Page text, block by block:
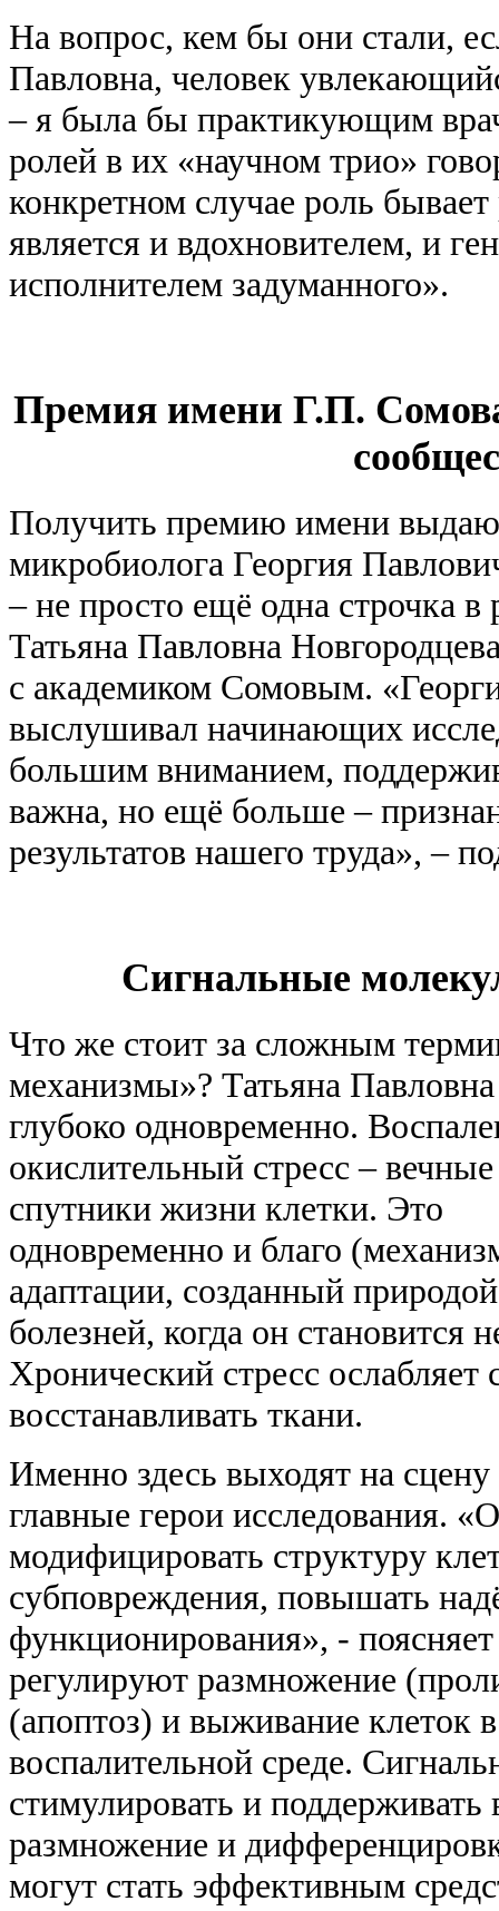
На вопрос, кем бы они стали,
Павловна, человек
– я была бы практикующим
ролей в их «научном трио»
конкретном случае роль
является и вдохновителем, и
исполнителем задуманного».
Премия имени Г.П.
Получить премию имени
микробиолога Георгия
– не просто ещё одна строчка
Татьяна Павловна
с академиком Сомовым.
выслушивал начинающих
большим вниманием,
важна, но ещё больше –
результатов нашего труда», –
Сигнальные
Что же стоит за сложным
механизмы»? Татьяна
глубоко одновременно.
окислительный стресс – вечные
спутники жизни клетки. Это
одновременно и благо
адаптации, созданный
болезней, когда он становится
Хронический стресс ослабляет
восстанавливать ткани.
Именно здесь выходят на
главные герои исследования.
модифицировать структуру
субповреждения, повышать
функционирования», -
регулируют размножение
(апоптоз) и выживание клеток
воспалительной среде.
стимулировать и
размножение и
могут стать эффективным